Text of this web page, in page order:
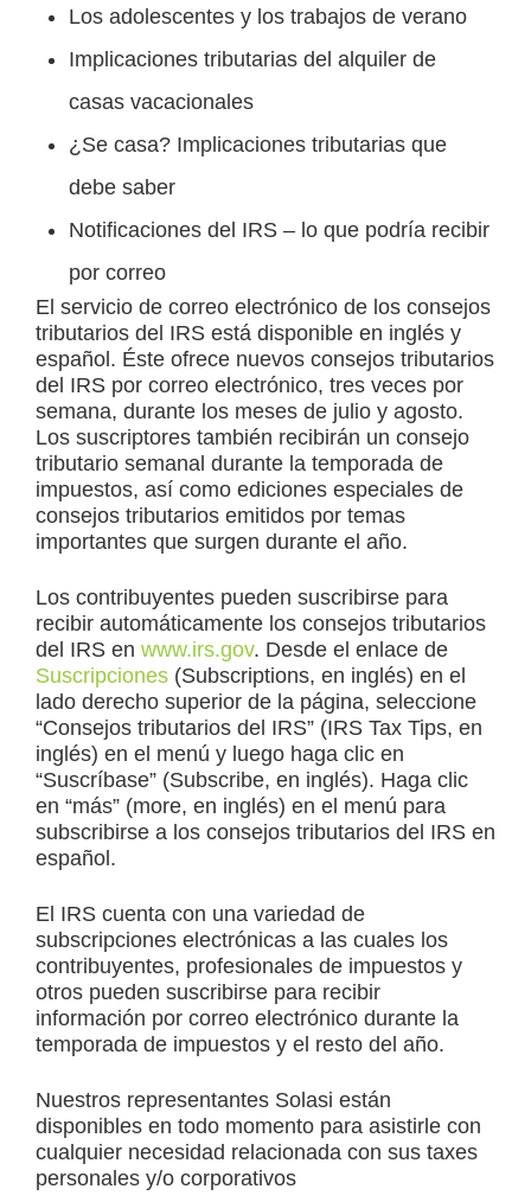
Los adolescentes y los trabajos de verano
Implicaciones tributarias del alquiler de
casas vacacionales
¿Se casa? Implicaciones tributarias que
debe saber
Notificaciones del IRS – lo que podría recibir
por correo
El servicio de correo electrónico de los consejos
tributarios del IRS está disponible en inglés y
español. Éste ofrece nuevos consejos tributarios
del IRS por correo electrónico, tres veces por
semana, durante los meses de julio y agosto.
Los suscriptores también recibirán un consejo
tributario semanal durante la temporada de
impuestos, así como ediciones especiales de
consejos tributarios emitidos por temas
importantes que surgen durante el año.
Los contribuyentes pueden suscribirse para
recibir automáticamente los consejos tributarios
del IRS en www.irs.gov. Desde el enlace de
Suscripciones (Subscriptions, en inglés) en el
lado derecho superior de la página, seleccione
“Consejos tributarios del IRS” (IRS Tax Tips, en
inglés) en el menú y luego haga clic en
“Suscríbase” (Subscribe, en inglés). Haga clic
en “más” (more, en inglés) en el menú para
subscribirse a los consejos tributarios del IRS en
español.
El IRS cuenta con una variedad de
subscripciones electrónicas a las cuales los
contribuyentes, profesionales de impuestos y
otros pueden suscribirse para recibir
información por correo electrónico durante la
temporada de impuestos y el resto del año.
Nuestros representantes Solasi están
disponibles en todo momento para asistirle con
cualquier necesidad relacionada con sus taxes
personales y/o corporativos